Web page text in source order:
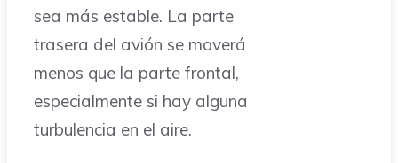
sea más estable. La parte
trasera del avión se moverá
menos que la parte frontal,
especialmente si hay alguna
turbulencia en el aire.